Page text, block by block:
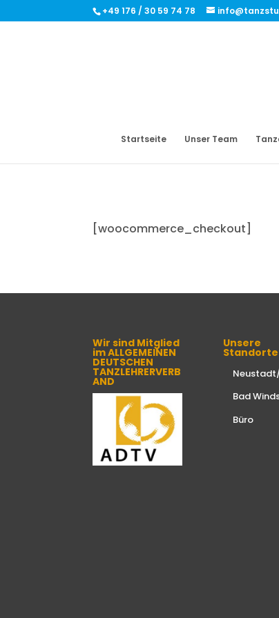
+49 176 / 30 59 74 78
Startseite Unser Team
[woocommerce_checkout]
Wir sind Mitglied
im ALLGEMEINEN
DEUTSCHEN
TANZLEHRERVERB
AND
Unsere
Standorte
Bad
Büro